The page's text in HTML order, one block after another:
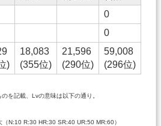
0
0
)
18,083
(355位)
21,596
(290位)
59,008
(296位)
を記載、Lvの意味は以下の通り。
N:10 R:30 HR:30 SR:40 UR:50 MR:60）